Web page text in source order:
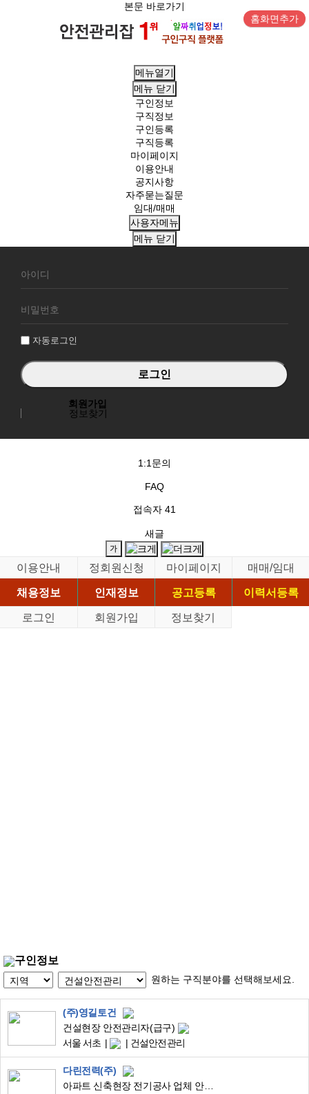
본문 바로가기
홈화면추가
메뉴열기
메뉴 닫기
구인정보
구직정보
구인등록
구직등록
마이페이지
이용안내
공지사항
자주묻는질문
임대/매매
사용자메뉴
메뉴 닫기
원
그
자동로그인
회원가입
정보찾기
1:1문의
FAQ
접속자 41
새글
이용안내 정회원신청 마이페이지
매매/임대
채용정보
인재정보 공고등록
이력서등록
로그인
회원가입 정보찾기
구인정보
원하는 구직분야를 선택해보세요.
(주)영길토건
건설현장 안전관리자(급구)
서울 서초
건설안전관리
다린전력(주)
아파트 신축현장 전기공사 업체 안전관리자 모집합니다 (현장